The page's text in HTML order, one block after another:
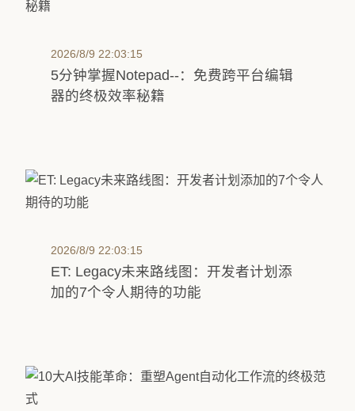
2026/8/9 22:03:15
5分钟掌握Notepad--：免费跨平台编辑
器的终极效率秘籍
2026/8/9 22:03:15
ET: Legacy未来路线图：开发者计划添
加的7个令人期待的功能